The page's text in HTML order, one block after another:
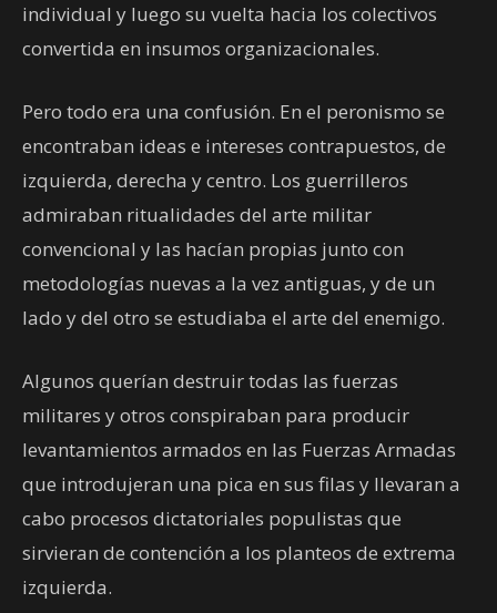
individual y luego su vuelta hacia los colectivos
convertida en insumos organizacionales.
Pero todo era una confusión. En el peronismo se
encontraban ideas e intereses contrapuestos, de
izquierda, derecha y centro. Los guerrilleros
admiraban ritualidades del arte militar
convencional y las hacían propias junto con
metodologías nuevas a la vez antiguas, y de un
lado y del otro se estudiaba el arte del enemigo.
Algunos querían destruir todas las fuerzas
militares y otros conspiraban para producir
levantamientos armados en las Fuerzas Armadas
que introdujeran una pica en sus filas y llevaran a
cabo procesos dictatoriales populistas que
sirvieran de contención a los planteos de extrema
izquierda.